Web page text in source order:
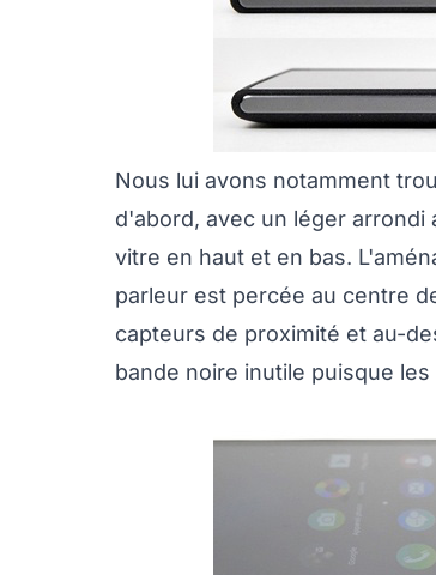
Nous lui avons notamment
d'abord, avec un léger arrondi
vitre en haut et en bas.
parleur est percée au centre
capteurs de proximité et au-
bande noire inutile puisque